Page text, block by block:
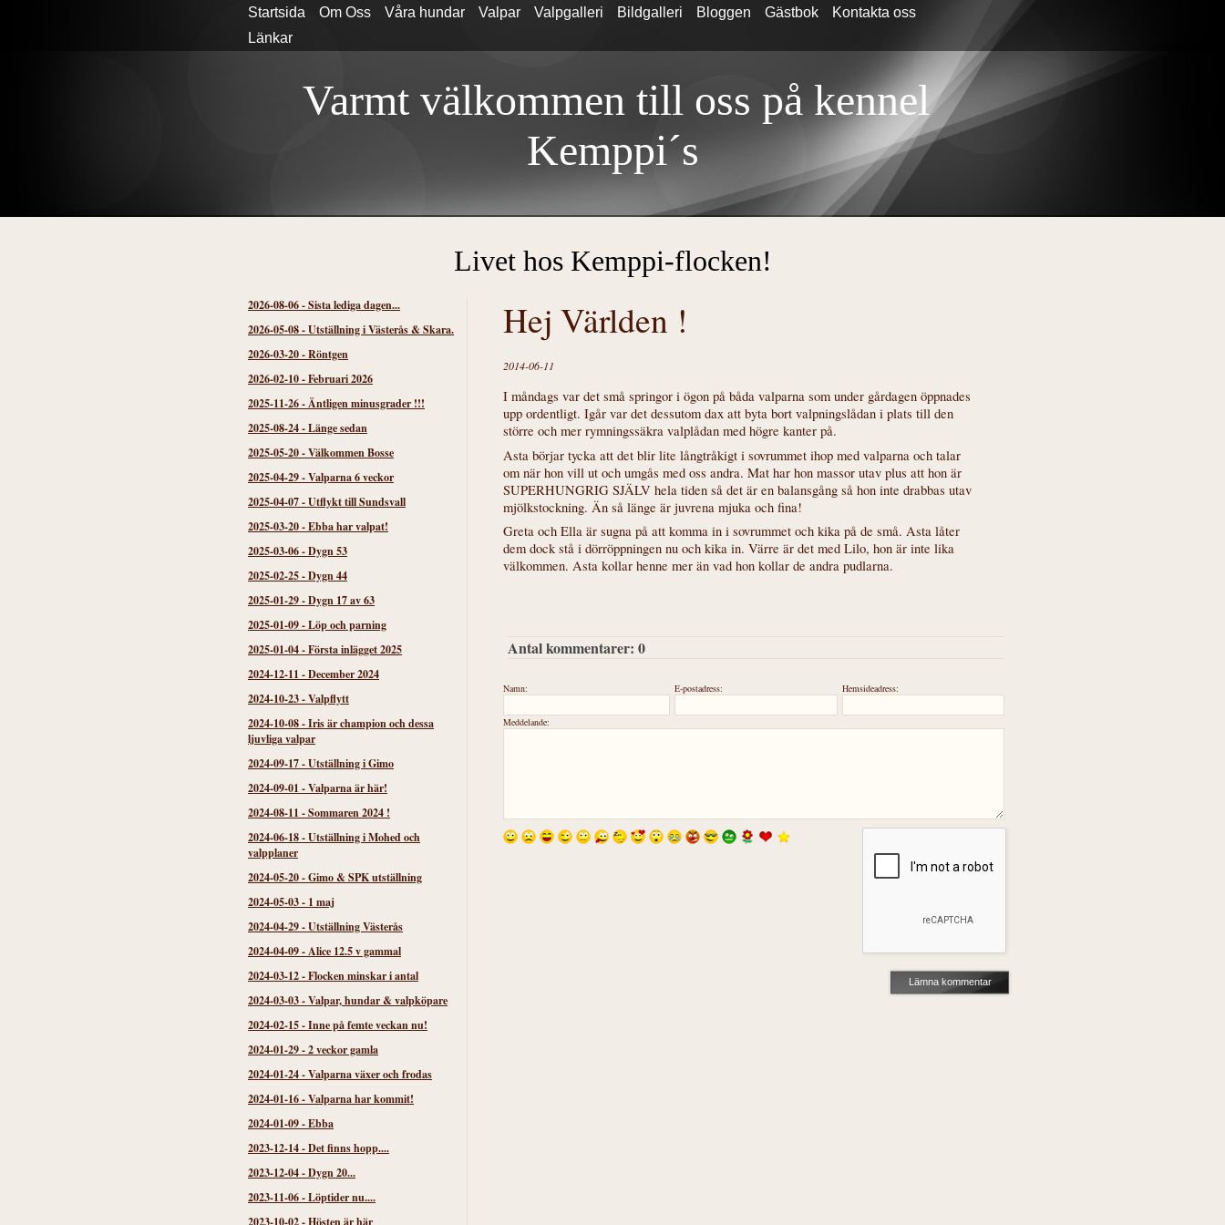
Startsida Om Oss Våra hundar Valpar Valpgalleri Bildgalleri Bloggen Gästbok
Kontakta oss
Länkar
Varmt välkommen till oss på kennel
Kemppi´s
Livet hos Kemppi-flocken!
2026-08-06-Sista lediga dagen...
2026-05-08-Utställning i Västerås & Skara.
2026-03-20-Röntgen
2026-02-10-Februari 2026
2025-11-26-Äntligen minusgrader !!!
2025-08-24-Länge sedan
2025-05-20-Välkommen Bosse
2025-04-29-Valparna 6 veckor
2025-04-07-Utflykt till Sundsvall
2025-03-20-Ebba har valpat!
2025-03-06-Dygn 53
2025-02-25-Dygn 44
2025-01-29-Dygn 17 av 63
2025-01-09-Löp och parning
2025-01-04-Första inlägget 2025
2024-12-11 -December 2024
2024-10-23-Valpflytt
2024-10-08-Iris är champion och dessa
ljuvliga valpar
2024-09-17-Utställning i Gimo
2024-09-01 -Valparna är här!
2024-08-11 -Sommaren 2024 !
2024-06-18-Utställning i Mohed och
valpplaner
2024-05-20-Gimo & SPK utställning
2024-05-03- 1 maj
2024-04-29-Utställning Västerås
2024-04-09-Alice 12.5 v gammal
2024-03-12-Flocken minskar i antal
2024-03-03-Valpar, hundar & valpköpare
2024-02-15-Inne på femte veckan nu!
2024-01-29-2 veckor gamla
2024-01-24-Valparna växer och frodas
2024-01-16-Valparna har kommit!
2024-01-09-Ebba
2023-12-14-Det finns hopp....
2023-12-04-Dygn 20...
2023-11-06-Löptider nu....
2023-10-02-Hösten är här
Hej Världen !
2014-06-11
I måndags var det små springor i ögon på båda valparna som under gårdagen öppnades
upp ordentligt. Igår var det dessutom dax att byta bort valpningslådan i plats till den
större och mer rymningssäkra valplådan med högre kanter på.
Asta börjar tycka att det blir lite långtråkigt i sovrummet ihop med valparna och talar
om när hon vill ut och umgås med oss andra. Mat har hon massor utav plus att hon är
SUPERHUNGRIG SJÄLV hela tiden så det är en balansgång så hon inte drabbas utav
mjölkstockning. Än så länge är juvrena mjuka och fina!
Greta och Ella är sugna på att komma in i sovrummet och kika på de små. Asta låter
dem dock stå i dörröppningen nu och kika in. Värre är det med Lilo, hon är inte lika
välkommen. Asta kollar henne mer än vad hon kollar de andra pudlarna.
Antal kommentarer: 0
Namn: E-postadress: Hemsideadress:
Meddelande: